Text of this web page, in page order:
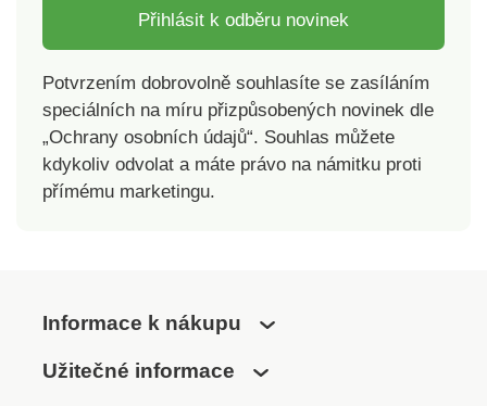
Přihlásit k odběru novinek
Potvrzením dobrovolně souhlasíte se zasíláním
speciálních na míru přizpůsobených novinek dle
„Ochrany osobních údajů“. Souhlas můžete
kdykoliv odvolat a máte právo na námitku proti
přímému marketingu.
Informace k nákupu
Užitečné informace